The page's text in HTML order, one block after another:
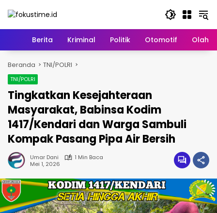
HomeBerita Kriminal Politik Otomotif
Beranda TNI/POLRI
TNI/POLRI
Tingkatkan Kesejahteraan
Masyarakat, Babinsa Kodim
1417/Kendari dan Warga Sambuli
Kompak Pasang Pipa Air Bersih
Umar Dani
1 Min Baca
Mei 1, 2026